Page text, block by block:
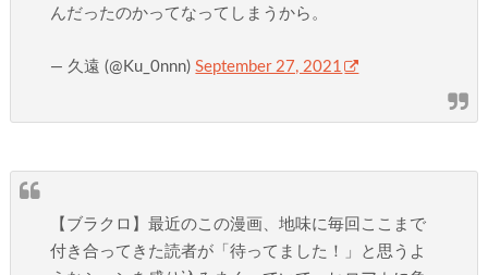
んだったのかってなってしまうから。
— 久遠 (@Ku_0nnn)September 27, 2021
【ブラクロ】最近のこの漫画、地味に毎回ここまで
付き合ってきた読者が「待ってました！」と思うよ